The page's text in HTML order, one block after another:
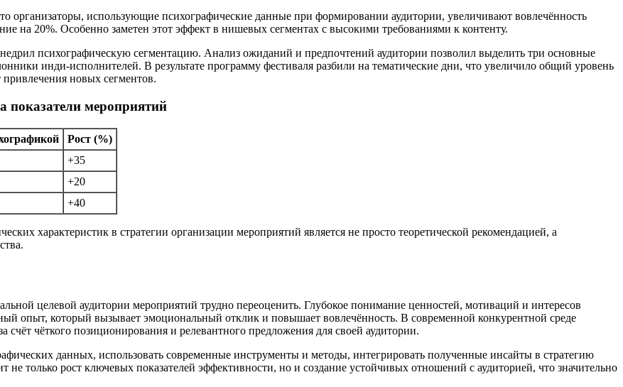
организаторы, использующие психографические данные при формировании аудитории, увеличивают вовлечённость
на 20%. Особенно заметен этот эффект в нишевых сегментах с высокими требованиями к контенту.
психографическую сегментацию. Анализ ожиданий и предпочтений аудитории позволил выделить три основные
инди-исполнителей. В результате программу фестиваля разбили на тематические дни, что увеличило общий уровень
привлечения новых сегментов.
показатели мероприятий
Рост (%)
+35
+20
+40
характеристик в стратегии организации мероприятий является не просто теоретической рекомендацией, а
целевой аудитории мероприятий трудно переоценить. Глубокое понимание ценностей, мотиваций и интересов
опыт, который вызывает эмоциональный отклик и повышает вовлечённость. В современной конкурентной среде
чёткого позиционирования и релевантного предложения для своей аудитории.
данных, использовать современные инструменты и методы, интегрировать полученные инсайты в стратегию
только рост ключевых показателей эффективности, но и создание устойчивых отношений с аудиторией, что значительно